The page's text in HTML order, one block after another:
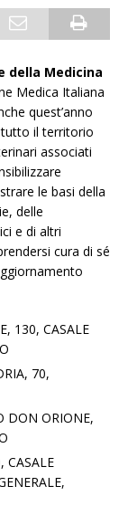
della Medicina
Medica Italiana
quest’anno
tutto il territorio
associati
le basi della
delle
e di altri
cura di sé
130, CASALE
70,
DON ORIONE,
CASALE